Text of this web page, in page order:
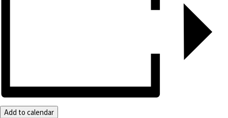
Add to calendar